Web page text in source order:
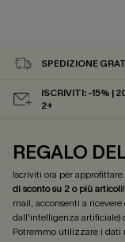
SPEDIZIONE
ISCRIVITI: -15% |
2+
REGALO
Iscriviti ora per approfittare
di sconto su 2 o più articoli
mail, acconsenti a
dall'intelligenza artificiale)
Potremmo utilizzare i dati